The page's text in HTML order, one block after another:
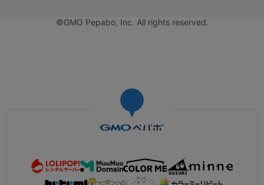
©GMO Pepabo, Inc. All rights reserved.